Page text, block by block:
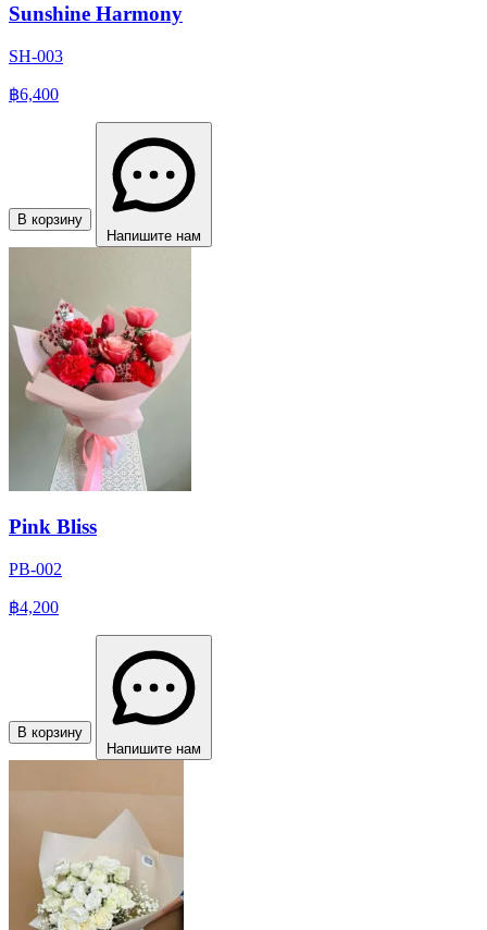
Sunshine Harmony
SH-003
฿6,400
В корзину
Напишите нам
Pink Bliss
PB-002
฿4,200
В корзину
Напишите нам